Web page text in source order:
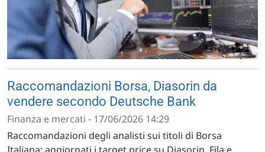
Raccomandazioni Borsa, Diasorin da
vendere secondo Deutsche Bank
Finanza e mercati - 17/06/2026 14:29
Raccomandazioni degli analisti sui titoli di Borsa